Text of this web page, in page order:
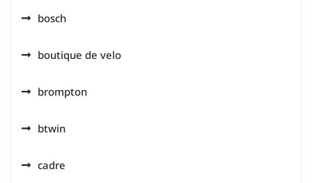
bosch
boutique de velo
brompton
btwin
cadre